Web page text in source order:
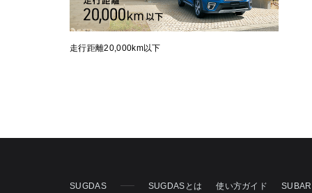
走行距離20,000km以下
SUGDAS SUGDASとは 使い方ガイド